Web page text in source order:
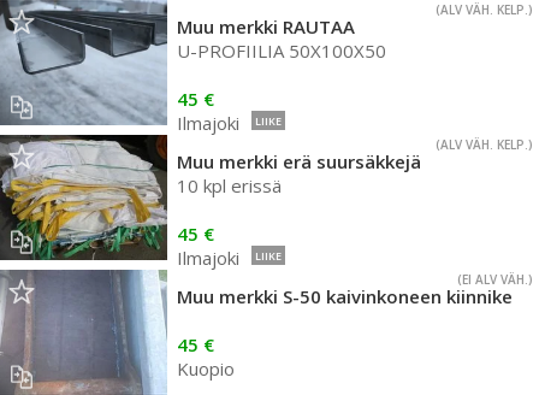
(ALV VÄH. KELP.)
Muu merkki RAUTAA
U-PROFIILIA 50X100X50
45 €
Ilmajoki
LIIKE
(ALV VÄH. KELP.)
Muu merkki erä suursäkkejä
10 kpl erissä
45 €
Ilmajoki
LIIKE
(EI ALV VÄH.)
Muu merkki S-50 kaivinkoneen kiinnike
45 €
Kuopio